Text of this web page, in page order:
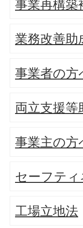
事業再構築
業務改善助
事業者の
両立支援等
事業主の
セーフテ
工場立地法